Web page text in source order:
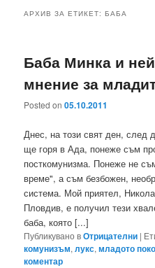
АРХИВ ЗА ЕТИКЕТ:БАБА
Баба Минка и
мнение за
Posted on05.10.2011
Днес, на този свят ден, след
ще горя в Ада, понеже съм
посткомунизма. Понеже не
време", а съм безбожен,
система. Мой приятел,
Пловдив, е получил тези
баба, която [...]
Публикувано вОтрицателни |
комунизъм,лукс,младото
коментар